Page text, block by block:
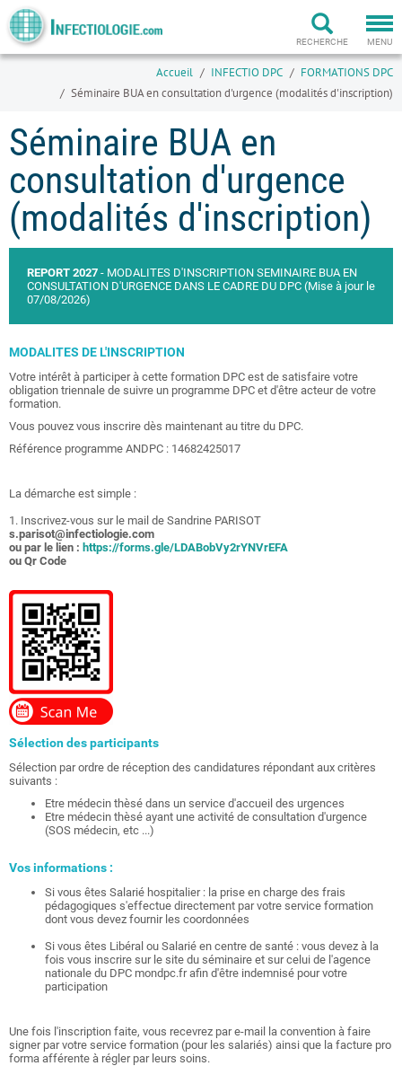
MENU
RECHERCHE
Accueil INFECTIO DPC
FORMATIONS DPC
Séminaire BUA en consultation d'urgence (modalités d'inscription)
Séminaire BUA en
consultation d'urgence
(modalités d'inscription)
REPORT 2027 - MODALITES D'INSCRIPTION SEMINAIRE BUA EN
CONSULTATION D'URGENCE DANS LE CADRE DU DPC (Mise à jour le
07/08/2026)
MODALITES DE L'INSCRIPTION
Votre intérêt à participer à cette formation DPC est de satisfaire votre
obligation triennale de suivre un programme DPC et d'être acteur de votre
formation.
Vous pouvez vous inscrire dès maintenant au titre du DPC.
Référence programme ANDPC : 14682425017
La démarche est simple :
1. Inscrivez-vous sur le mail de Sandrine PARISOT
s.parisot@infectiologie.com
ou par le lien : https://forms.gle/LDABobVy2rYNVrEFA
ou Qr Code
Sélection des participants
Sélection par ordre de réception des candidatures répondant aux critères
suivants :
Etre médecin thèsé dans un service d'accueil des urgences
Etre médecin thèsé ayant une activité de consultation d'urgence
(SOS médecin, etc ...)
Vos informations :
Si vous êtes Salarié hospitalier : la prise en charge des frais
pédagogiques s'effectue directement par votre service formation
dont vous devez fournir les coordonnées
Si vous êtes Libéral ou Salarié en centre de santé : vous devez à la
fois vous inscrire sur le site du séminaire et sur celui de l'agence
nationale du DPC mondpc.fr afin d'être indemnisé pour votre
participation
Une fois l'inscription faite, vous recevrez par e-mail la convention à faire
signer par votre service formation (pour les salariés) ainsi que la facture pro
forma afférente à régler par leurs soins.